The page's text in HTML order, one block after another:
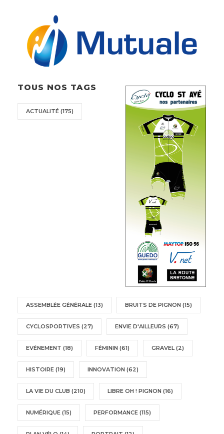
TOUS NOS TAGS
ACTUALITÉ (175)
ASSEMBLÉE GÉNÉRALE (13) BRUITS DE PIGNON (15)
CYCLOSPORTIVES (27) ENVIE D'AILLEURS (67)
EVÉNEMENT (18) FÉMININ (61) GRAVEL (2)
HISTOIRE (19) INNOVATION (62)
LA VIE DU CLUB (210) LIBRE OH ! PIGNON (16)
NUMÉRIQUE (15) PERFORMANCE (115)